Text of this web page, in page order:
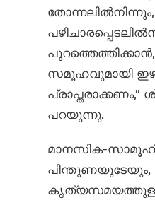
തോന്നലിൽനിന്നും,
സമൂഹവുമായി
പ്രാപ്തരാക്കണം,”
പറയുന്നു.
മാനസിക-
പിന്തുണയുടേയും,